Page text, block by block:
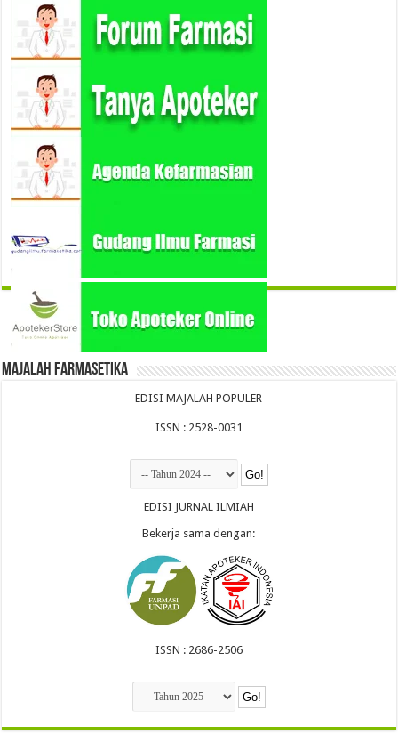
Majalah Farmasetika
EDISI MAJALAH POPULER
ISSN : 2528-0031
EDISI JURNAL ILMIAH
Bekerja sama dengan:
ISSN : 2686-2506